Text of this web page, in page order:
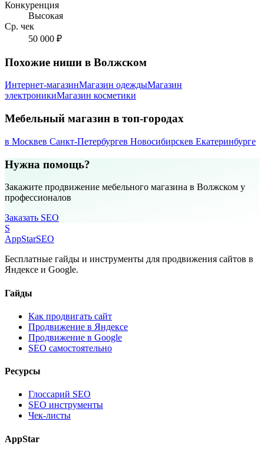
Конкуренция
Высокая
Ср. чек
50 000 ₽
Похожие ниши в Волжском
Интернет-магазинМагазин одеждыМагазин
электроникиМагазин косметики
Мебельный магазин в топ-городах
в Москвев Санкт-Петербургев Новосибирскев Екатеринбурге
Нужна помощь?
Закажите продвижение мебельного магазина в Волжском у
профессионалов
Заказать SEO
S
AppStarSEO
Бесплатные гайды и инструменты для продвижения сайтов в
Яндексе и Google.
Гайды
Как продвигать сайт
Продвижение в Яндексе
Продвижение в Google
SEO самостоятельно
Ресурсы
Глоссарий SEO
SEO инструменты
Чек-листы
AppStar